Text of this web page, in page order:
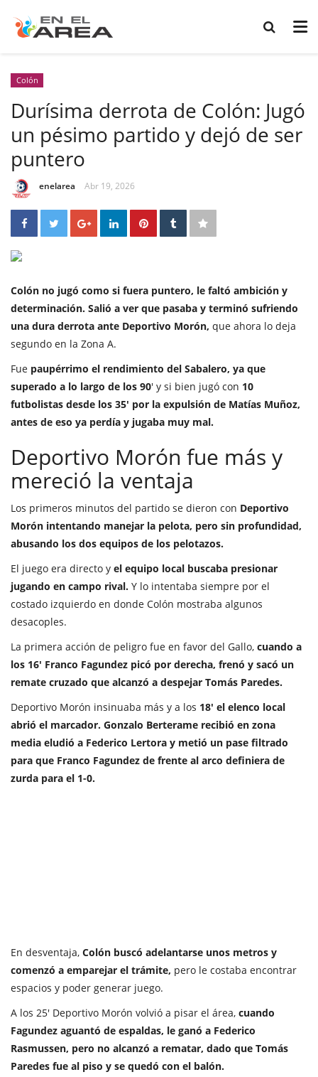
Colón
Durísima derrota de Colón: Jugó
un pésimo partido y dejó de ser
puntero
enelarea Abr 19, 2026
Colón no jugó como si fuera puntero, le faltó ambición y
determinación. Salió a ver que pasaba y terminó sufriendo
una dura derrota ante Deportivo Morón, que ahora lo deja
segundo en la Zona A.
Fue paupérrimo el rendimiento del Sabalero, ya que
superado a lo largo de los 90' y si bien jugó con 10
futbolistas desde los 35' por la expulsión de Matías Muñoz,
antes de eso ya perdía y jugaba muy mal.
Deportivo Morón fue más y
mereció la ventaja
Los primeros minutos del partido se dieron con Deportivo
Morón intentando manejar la pelota, pero sin profundidad,
abusando los dos equipos de los pelotazos.
El juego era directo y el equipo local buscaba presionar
jugando en campo rival. Y lo intentaba siempre por el
costado izquierdo en donde Colón mostraba algunos
desacoples.
La primera acción de peligro fue en favor del Gallo, cuando a
los 16' Franco Fagundez picó por derecha, frenó y sacó un
remate cruzado que alcanzó a despejar Tomás Paredes.
Deportivo Morón insinuaba más y a los 18' el elenco local
abrió el marcador. Gonzalo Berterame recibió en zona
media eludió a Federico Lertora y metió un pase filtrado
para que Franco Fagundez de frente al arco definiera de
zurda para el 1-0.
En desventaja, Colón buscó adelantarse unos metros y
comenzó a emparejar el trámite, pero le costaba encontrar
espacios y poder generar juego.
A los 25' Deportivo Morón volvió a pisar el área, cuando
Fagundez aguantó de espaldas, le ganó a Federico
Rasmussen, pero no alcanzó a rematar, dado que Tomás
Paredes fue al piso y se quedó con el balón.